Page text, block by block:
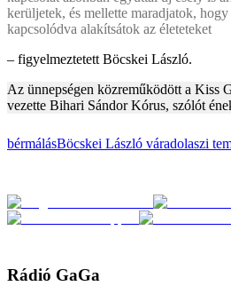
kerüljetek, és mellette maradjatok,
kapcsolódva alakítsátok az életeteket
– figyelmeztetett Böcskei László.
Az ünnepségen közreműködött a Kiss
vezette Bihari Sándor Kórus, szólót
bérmálásBöcskei László váradolaszi
Rádió GaGa